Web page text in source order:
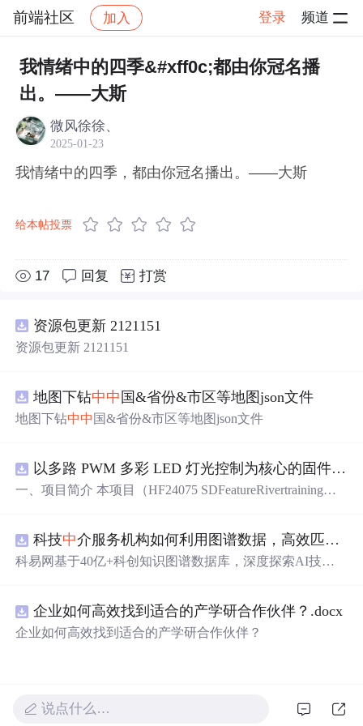
前端社区 加入 登录 频道
社区 前端社区 感慨 帖子详情
我情绪中的四季&#xff0c;都由你冠名播
出。——大斯
微风徐徐、
2025-01-23
我情绪中的四季，都由你冠名播出。——大斯
给本帖投票
17 回复 打赏
资源包更新 2121151
资源包更新 2121151
地图下钻中中 国&省份&市区等地图json文件
地图下钻中中 国&省份&市区等地图json文件
以多路 PWM 多彩 LED 灯光控制为核心的固件方案，基于 PADAUK PMS 系列单片机
一、项目简介 本项目（HF24075 SDFeatureRivertraining）
等多色 LED 进行独立 PWM 调光，实现呼吸、渐变、流水
等细腻灯光效果，并支持按键切换与传感器交互。其 PW
开发 2. PWM 调光与色彩混合学习 3. 电子类课程设计 / 毕
业设计 4. 灯光艺术与 DIY 项目 适配使用场景：学习练
手、毕业设计、课程设计、创业售卖、实操实训，突出实
（模式切换） - 传感器（交互触发） · 操控设备： - 机身实
科技中介服务机构如何利用图谱数据，高效匹配供需双方并提升合作成功率？.docx
科易网基于40亿+科创知识图谱数据库，深度探索AI技术
新领域的AI+数智化解决方案，推动科技创新与产业创新
智能化发展。
企业如何高效找到适合的产学研合作伙伴？.docx
企业如何高效找到适合的产学研合作伙伴？
说点什么…